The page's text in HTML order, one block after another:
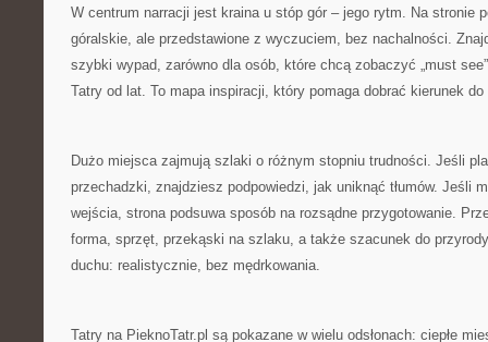
W centrum narracji jest kraina u stóp gór – jego rytm. Na stronie
góralskie, ale przedstawione z wyczuciem, bez nachalności.
szybki wypad, zarówno dla osób, które chcą zobaczyć „must
Tatry od lat. To mapa inspiracji, który pomaga dobrać kierunek do
Dużo miejsca zajmują szlaki o różnym stopniu trudności. Jeśli
przechadzki, znajdziesz podpowiedzi, jak uniknąć tłumów. Jeśli
wejścia, strona podsuwa sposób na rozsądne przygotowanie.
forma, sprzęt, przekąski na szlaku, a także szacunek do
duchu: realistycznie, bez mędrkowania.
Tatry na PieknoTatr.pl są pokazane w wielu odsłonach: ciepłe